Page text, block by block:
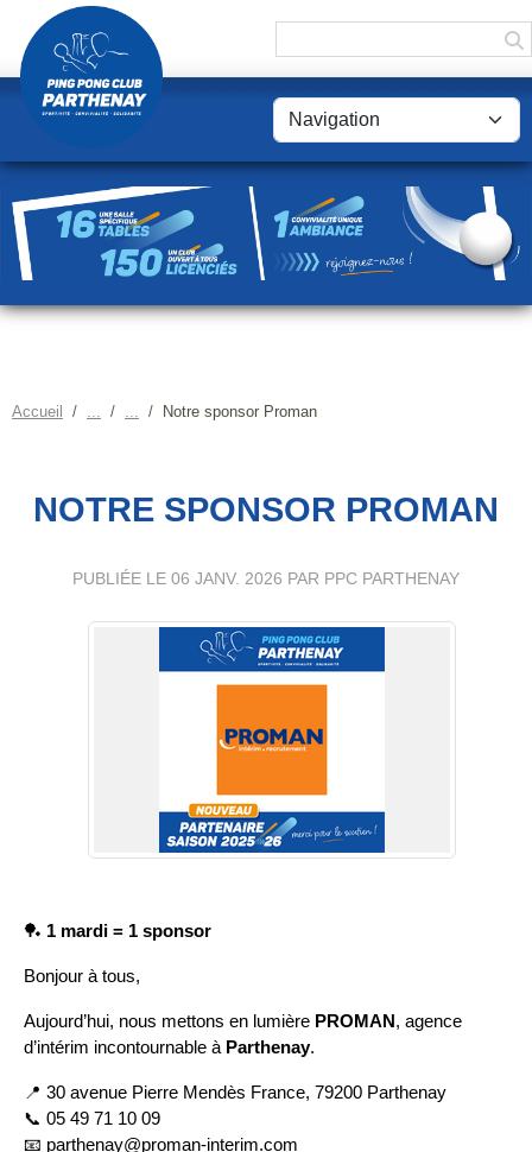
Accueil Notre sponsor Proman
NOTRE SPONSOR PROMAN
PUBLIÉE LE 06 JANV. 2026 PAR PPC PARTHENAY
🏓 1 mardi = 1 sponsor
Bonjour à tous,
Aujourd’hui, nous mettons en lumière PROMAN, agence
d’intérim incontournable à Parthenay.
📍 30 avenue Pierre Mendès France, 79200 Parthenay
📞 05 49 71 10 09
📧 parthenay@proman-interim.com
Panneau de gestion des cookies